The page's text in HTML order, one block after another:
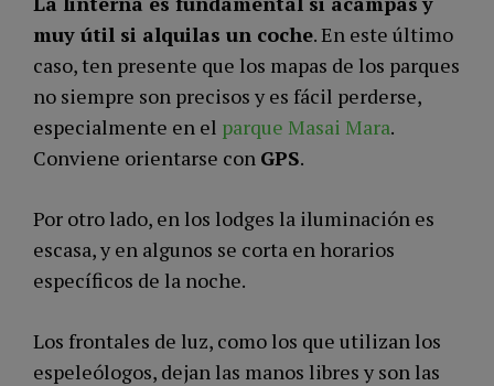
muy útil si alquilas un coche. En este último
caso, ten presente que los mapas de los parques
no siempre son precisos y es fácil perderse,
especialmente en el parque Masai Mara.
Conviene orientarse con GPS.
Por otro lado, en los lodges la iluminación es
escasa, y en algunos se corta en horarios
específicos de la noche.
Los frontales de luz, como los que utilizan los
espeleólogos, dejan las manos libres y son las